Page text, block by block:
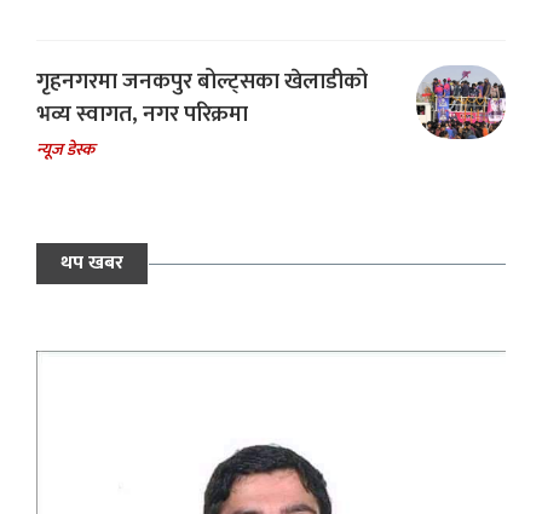
गृहनगरमा जनकपुर बोल्ट्सका खेलाडीको
भव्य स्वागत, नगर परिक्रमा
न्यूज डेस्क
थप खबर